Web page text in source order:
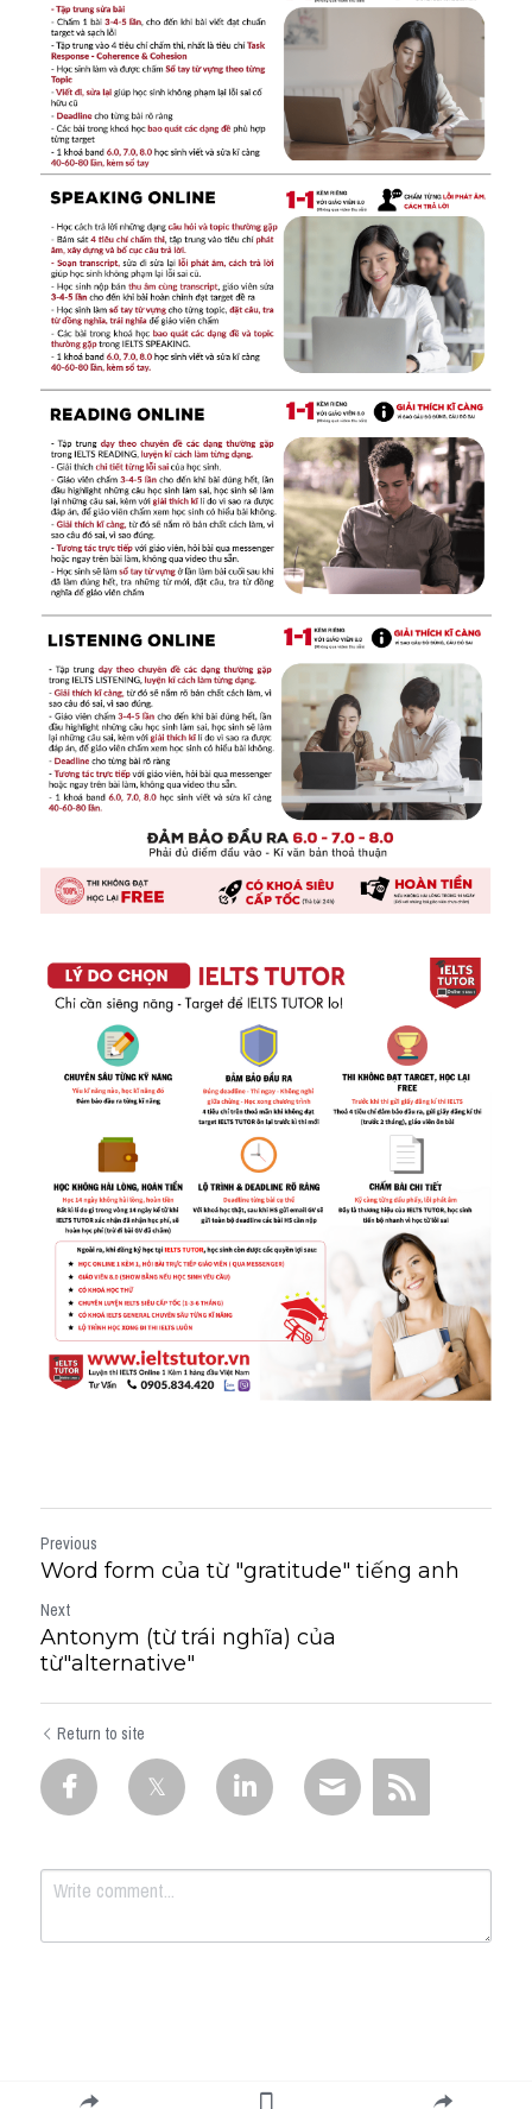
Previous
Word form của từ "gratitude" tiếng anh
Next
Antonym (từ trái nghĩa) của
từ"alternative"
Return to site